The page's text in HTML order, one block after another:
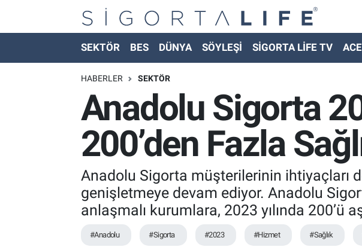
SEKTÖR BES DÜNYA SÖYLEŞİ SİGORTA LİFE TV
HABERLER SEKTÖR
Anadolu Sigorta
200’den Fazla
Anadolu Sigorta müşterilerinin ihtiyaçları
genişletmeye devam ediyor. Anadolu
anlaşmalı kurumlara, 2023 yılında 200’ü
#Anadolu #Sigorta #2023 #Hizmet #Sağlık
Nöbetçi Eczaneler
Hava Durumu
Namaz Vakitleri
Trafik Durumu
Süper Lig Puan Durumu ve Fikstür
Tüm Manşetler
Son Dakika Haberleri